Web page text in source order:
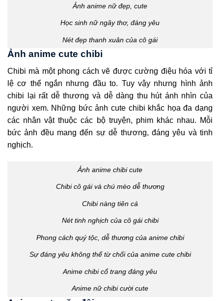
Ảnh anime nữ đẹp, cute
Học sinh nữ ngây thơ, đáng yêu
Nét đẹp thanh xuân của cô gái
Ảnh anime cute chibi
Chibi mà một phong cách vẽ được cường điệu hóa với tỉ
lệ cơ thể ngắn nhưng đầu to. Tuy vậy nhưng hình ảnh
chibi lại rất dễ thương và dễ dàng thu hút ánh nhìn của
người xem. Những bức ảnh cute chibi khắc họa đa dạng
các nhân vật thuộc các bộ truyện, phim khác nhau. Mỗi
bức ảnh đều mang đến sự dễ thương, đáng yêu và tinh
nghịch.
Ảnh anime chibi cute
Chibi cô gái và chú mèo dễ thương
Chibi nàng tiên cá
Nét tinh nghịch của cô gái chibi
Phong cách quý tộc, dễ thương của anime chibi
Sự đáng yêu không thể từ chối của anime cute chibi
Anime chibi cổ trang đáng yêu
Anime nữ chibi cười cute